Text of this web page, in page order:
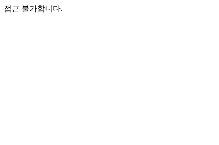
접근 불가합니다.